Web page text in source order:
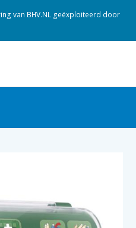
van BHV.NL geëxploiteerd door